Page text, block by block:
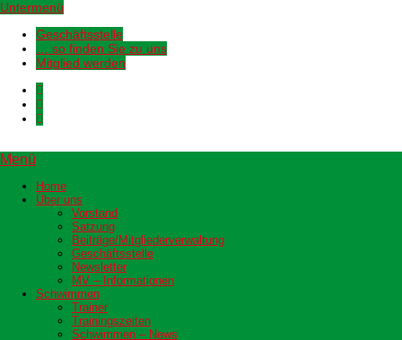
Untermenü
Geschäftsstelle
… so finden Sie zu uns
Mitglied werden
Menü
Home
Über uns
Vorstand
Satzung
Beiträge/Mitgliederverwaltung
Geschäftsstelle
Newsletter
MV – Informationen
Schwimmen
Trainer
Trainingszeiten
Schwimmen – News